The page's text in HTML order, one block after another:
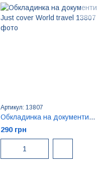
Артикул: 13807
Обкладинка на документи Just cover World travel
290 грн